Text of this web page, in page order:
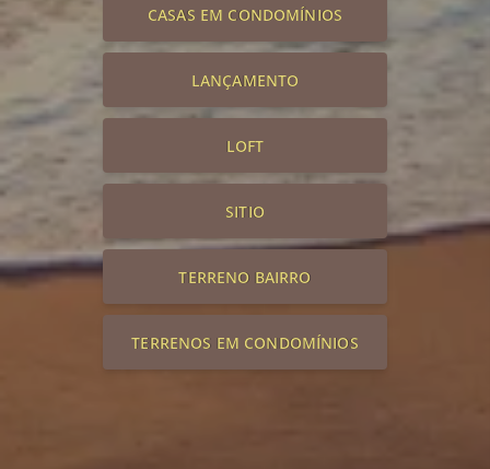
CASAS EM CONDOMÍNIOS
LANÇAMENTO
LOFT
SITIO
TERRENO BAIRRO
TERRENOS EM CONDOMÍNIOS